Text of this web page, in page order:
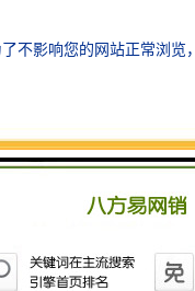
动台面上或周围有
因产生倾斜可能会
内，从而导致出现
此在使用采样器时
会使采样器零部
准确甚至采样失败